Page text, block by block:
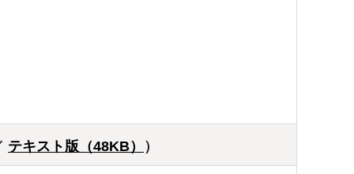
テキスト版（48KB） ）